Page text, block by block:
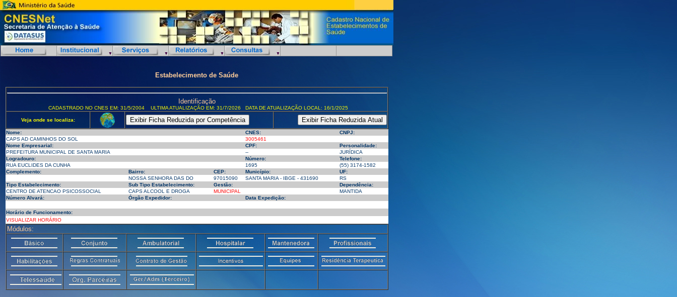
Estabelecimento de Saúde
Identificação
CADASTRADO NO CNES EM: 31/5/2004 ULTIMA ATUALIZAÇÃO EM: 31/7/2026 DATA DE ATUALIZAÇÃO LOCAL: 16/1/2025
Veja onde se localiza:
Nome: CNES:
CNPJ:
CAPS AD CAMINHOS DO SOL
3005461
Nome Empresarial:
CPF:
Personalidade:
PREFEITURA MUNICIPAL DE SANTA MARIA
--
JURÍDICA
Logradouro:
Número:
Telefone:
RUA EUCLIDES DA CUNHA
1695
(55) 3174-1582
Complemento:
Bairro: CEP: Município:
UF:
NOSSA SENHORA DAS DO
97015090 SANTA MARIA - IBGE - 431690
RS
Tipo Estabelecimento:
Sub Tipo Estabelecimento: Gestão:
Dependência:
CENTRO DE ATENCAO PSICOSSOCIAL
CAPS ALCOOL E DROGA MUNICIPAL
MANTIDA
Número Alvará:
Órgão Expedidor: Data Expedição:
Horário de Funcionamento:
VISUALIZAR HORÁRIO
Módulos: